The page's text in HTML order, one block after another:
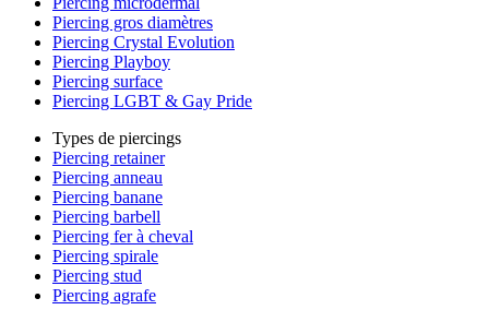
Piercing gros diamètres
Piercing Crystal Evolution
Piercing Playboy
Piercing surface
Piercing LGBT & Gay Pride
Types de piercings
Piercing retainer
Piercing anneau
Piercing banane
Piercing barbell
Piercing fer à cheval
Piercing spirale
Piercing stud
Piercing agrafe